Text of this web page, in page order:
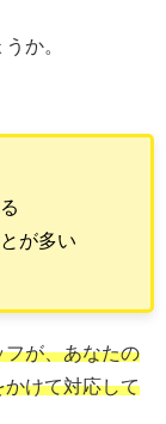
か。
が多い
フが、あなたの
かけて対応して